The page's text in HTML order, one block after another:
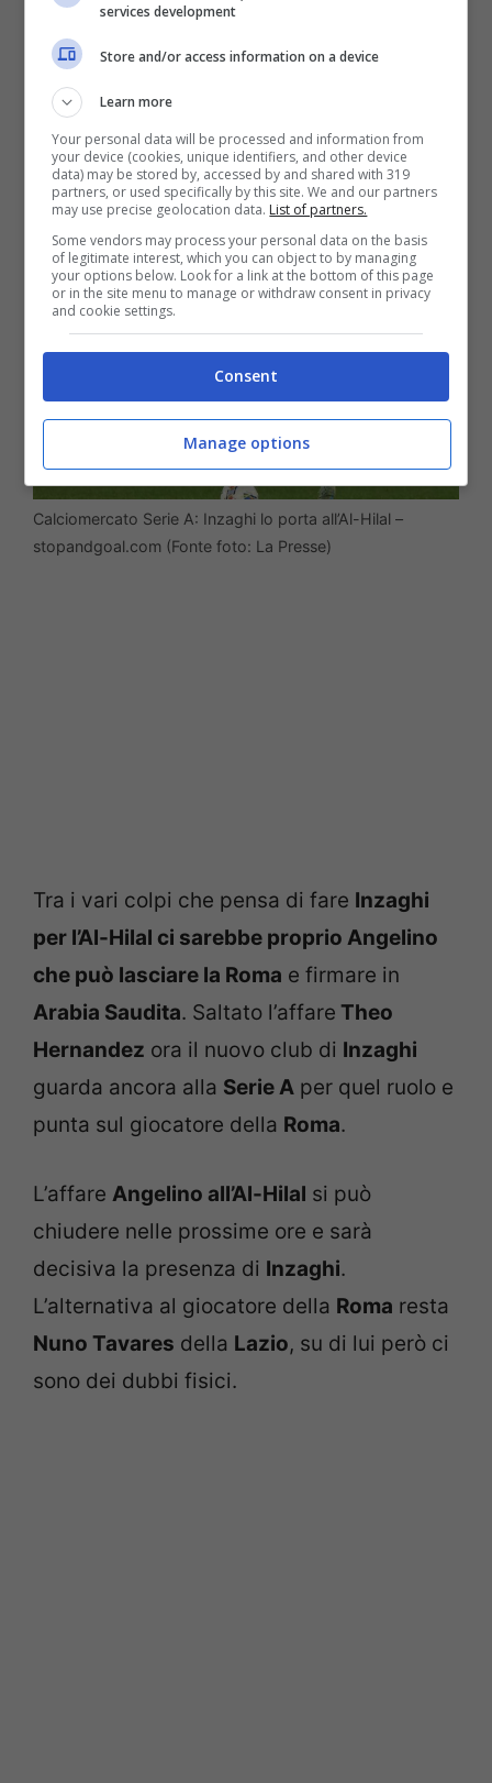
che sembra aver preso
con l’ Al-Hilal, l’obiettivo è quello di cercare
di ottenere dei nuovi rinforzi da inserire
subito in rosa e si guarda al campionato di
Serie A.
Calciomercato Serie A: Inzaghi lo porta all’Al-Hilal –
stopandgoal.com (Fonte foto: La Presse)
Tra i vari colpi che pensa di fare Inzaghi
per l’Al-Hilal ci sarebbe proprio Angelino
che può lasciare la Roma e firmare in
Arabia Saudita. Saltato l’affare Theo
Hernandez ora il nuovo club di Inzaghi
guarda ancora alla Serie A per quel ruolo e
punta sul giocatore della Roma.
L’affare Angelino all’Al-Hilal si può
chiudere nelle prossime ore e sarà
decisiva la presenza di Inzaghi.
L’alternativa al giocatore della Roma resta
Nuno Tavares della Lazio, su di lui però ci
sono dei dubbi fisici.
services development
Store and/or access information on a device
Learn more
Your personal data will be processed and information from
your device (cookies, unique identifiers, and other device
data) may be stored by, accessed by and shared with 319
partners, or used specifically by this site. We and our partners
may use precise geolocation data. List of partners.
Some vendors may process your personal data on the basis
of legitimate interest, which you can object to by managing
your options below. Look for a link at the bottom of this page
or in the site menu to manage or withdraw consent in privacy
and cookie settings.
Consent
Manage options